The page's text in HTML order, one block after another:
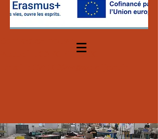
03 80 47 29 30